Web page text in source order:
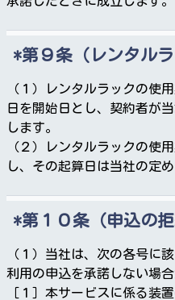
第９条（レンタル
（１）レンタルラックの使
日を開始日とし、契約者が
します。
（２）レンタルラックの使
し、その起算日は当社の定
第１０条（申込の拒
（１）当社は、次の各号に
利用の申込を承諾しない場合
［１］本サービスに係る装